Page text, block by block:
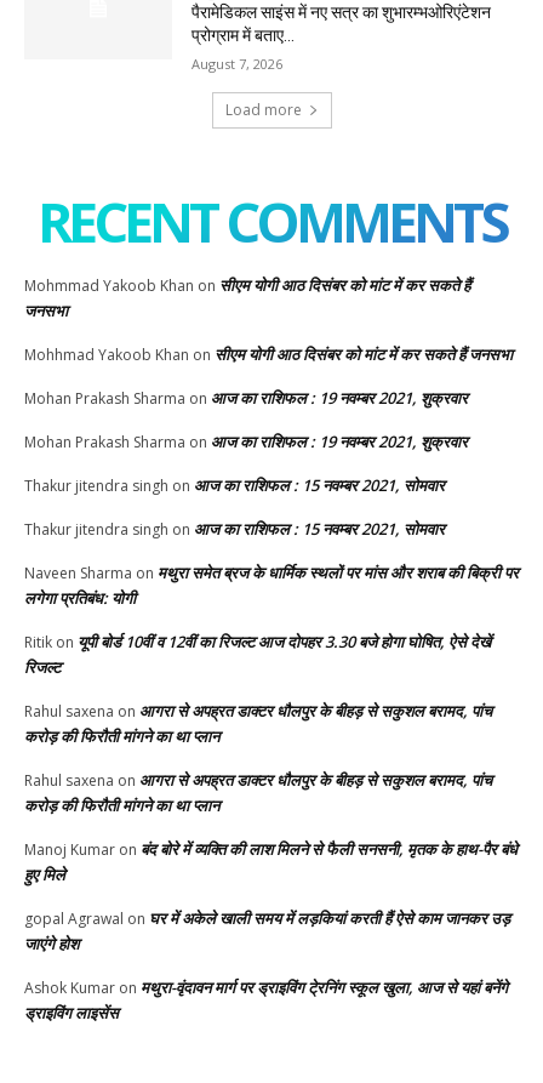
पैरामेडिकल साइंस में नए सत्र का शुभारम्भओरिएंटेशन
प्रोग्राम में बताए...
August 7, 2026
Load more
RECENT COMMENTS
Mohmmad Yakoob Khan on सीएम योगी आठ दिसंबर को मांट में कर सकते हैं
जनसभा
Mohhmad Yakoob Khan on सीएम योगी आठ दिसंबर को मांट में कर सकते हैं जनसभा
Mohan Prakash Sharma on आज का राशिफल : 19 नवम्बर 2021, शुक्रवार
Mohan Prakash Sharma on आज का राशिफल : 19 नवम्बर 2021, शुक्रवार
Thakur jitendra singh on आज का राशिफल : 15 नवम्बर 2021, सोमवार
Thakur jitendra singh on आज का राशिफल : 15 नवम्बर 2021, सोमवार
Naveen Sharma on मथुरा समेत ब्रज के धार्मिक स्थलों पर मांस और शराब की बिक्री पर
लगेगा प्रतिबंध: योगी
Ritik on यूपी बोर्ड 10वीं व 12वीं का रिजल्ट आज दोपहर 3.30 बजे होगा घोषित, ऐसे देखें
रिजल्ट
Rahul saxena on आगरा से अपह्रत डाक्टर धौलपुर के बीहड़ से सकुशल बरामद, पांच
करोड़ की फिरौती मांगने का था प्लान
Rahul saxena on आगरा से अपह्रत डाक्टर धौलपुर के बीहड़ से सकुशल बरामद, पांच
करोड़ की फिरौती मांगने का था प्लान
Manoj Kumar on बंद बोरे में व्यक्ति की लाश मिलने से फैली सनसनी, मृतक के हाथ-पैर बंधे
हुए मिले
gopal Agrawal on घर में अकेले खाली समय में लड़कियां करती हैं ऐसे काम जानकर उड़
जाएंगे होश
Ashok Kumar on मथुरा-वृंदावन मार्ग पर ड्राइविंग टे्रनिंग स्कूल खुला, आज से यहां बनेंगे
ड्राइविंग लाइसेंस